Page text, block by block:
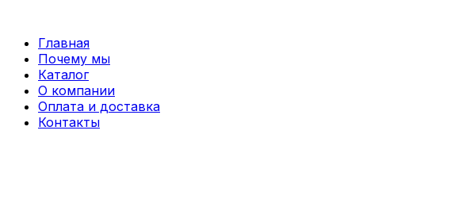
содержимому
Главная
Почему мы
Каталог
О компании
Оплата и доставка
Контакты